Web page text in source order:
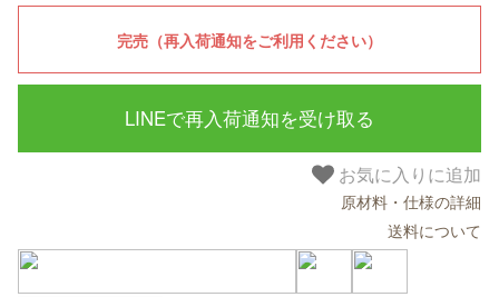
LINEで再入荷通知を受け取る
お気に入りに追加
原材料・仕様の詳細
送料について